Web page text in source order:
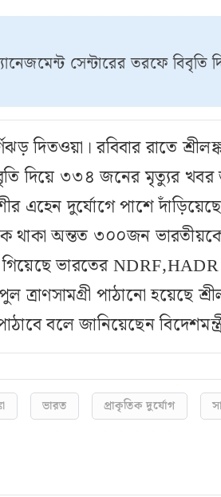
সেন্টারের তরফে
দিতওয়া। রবিবার রাতে
দিয়ে ৩৩৪ জনের মৃত্যুর খবর
এহেন দুর্যোগে পাশে
থাকা অন্তত ৩০০জন
গিয়েছে ভারতের
ত্রাণসামগ্রী পাঠানো হয়েছে
বলে জানিয়েছেন
ভারত প্রাকৃতিক দুর্যোগ